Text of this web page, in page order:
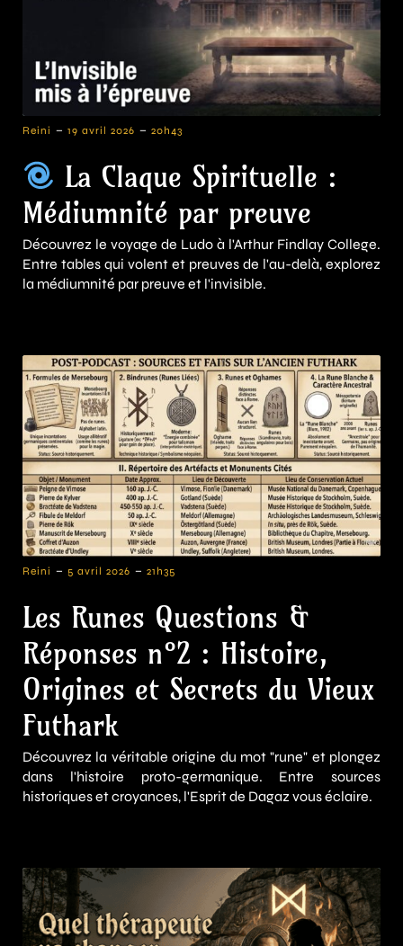
Reini - 19 avril 2026 - 20h43
La Claque Spirituelle :
Médiumnité par preuve
Découvrez le voyage de Ludo à l'Arthur Findlay College.
Entre tables qui volent et preuves de l'au-delà, explorez
la médiumnité par preuve et l'invisible.
Reini - 5 avril 2026 - 21h35
Les Runes Questions &
Réponses n°2 : Histoire,
Origines et Secrets du Vieux
Futhark
Découvrez la véritable origine du mot "rune" et plongez
dans l'histoire proto-germanique. Entre sources
historiques et croyances, l'Esprit de Dagaz vous éclaire.